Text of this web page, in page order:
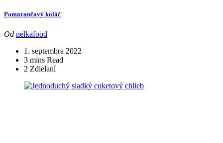
Pomarančový koláč
Od nelkafood
1. septembra 2022
3 mins Read
2 Zdielaní